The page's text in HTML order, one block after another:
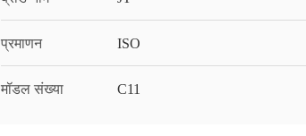
प्रमाणन ISO
मॉडल संख्या C11